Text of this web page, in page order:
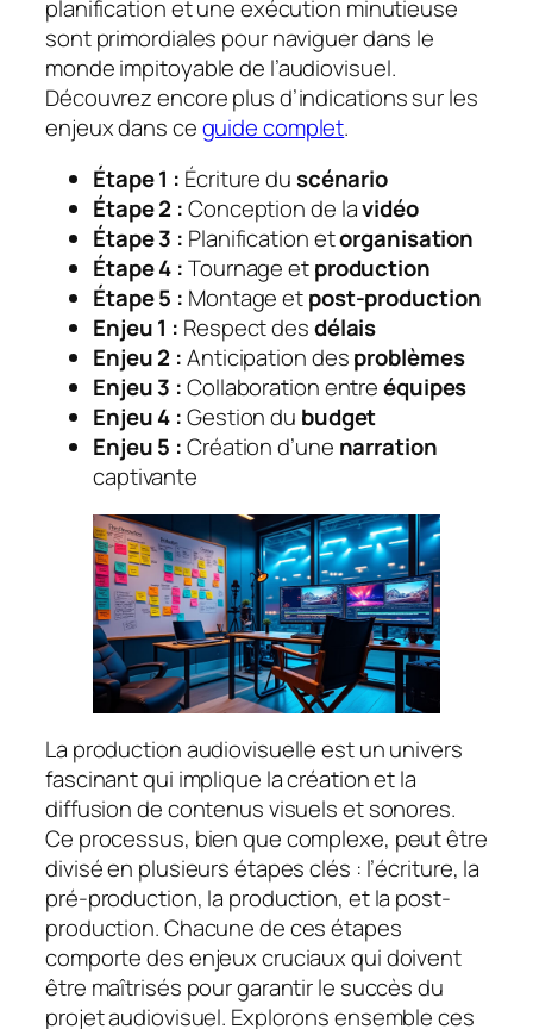
planification et une exécution minutieuse
sont primordiales pour naviguer dans le
monde impitoyable de l’audiovisuel.
Découvrez encore plus d’indications sur les
enjeux dans ceguide complet.
Étape 1 : Écriture duscénario
Étape 2 :Conception de lavidéo
Étape 3 : Planification etorganisation
Étape 4 :Tournage etproduction
Étape 5 : Montage etpost-production
Enjeu 1 : Respect desdélais
Enjeu 2 :Anticipation desproblèmes
Enjeu 3 :Collaboration entreéquipes
Enjeu 4 :Gestion du budget
Enjeu 5 :Création d’une narration
captivante
La production audiovisuelle est un univers
fascinant qui implique la création et la
diffusion de contenus visuels et sonores.
Ce processus, bien que complexe, peut être
divisé en plusieurs étapes clés : l’écriture, la
pré-production, la production, et la post-
production. Chacune de ces étapes
comporte des enjeux cruciaux qui doivent
être maîtrisés pour garantir le succès du
projet audiovisuel. Explorons ensemble ces